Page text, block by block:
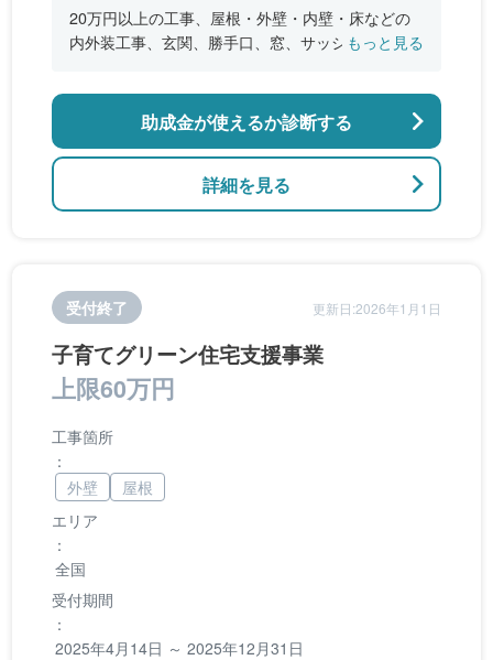
20万円以上の工事、屋根・外壁・内壁・床などの
内外装工事、玄関、勝手口、窓、サッシなどの開
バリアフリー化工事
もっと見る
詳細を見る
助成金が使えるか診断する
受付終了 更新日:2026年1月1日
子育てグリーン住宅支援事業
上限60万円
エリア
：
全国
受付期間
：
2025年4月14日 ～ 2025年12月31日
工事箇所
：
外壁
屋根